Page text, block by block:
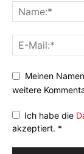
Meinen
weitere
Ich habe die
akzeptiert. *